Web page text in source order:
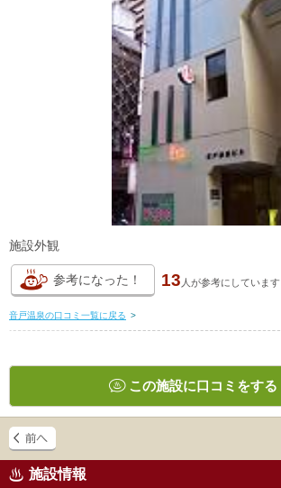
施設外観
参考になった！ 13 人が参考にしています
音戸温泉の口コミ一覧に戻る >
この施設に口コミをする
施設情報